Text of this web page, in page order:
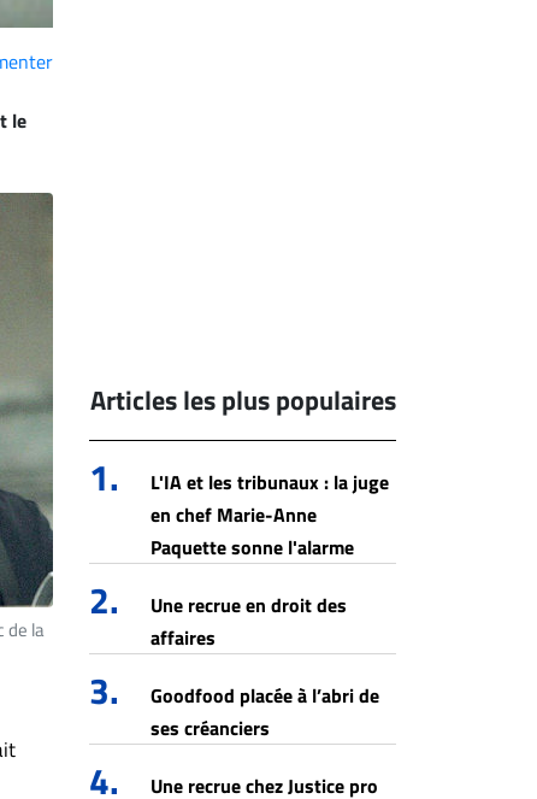
le
de la
Articles les plus populaires
1.
L'IA et les tribunaux : la juge
en chef Marie-Anne
Paquette sonne l'alarme
2.
Une recrue en droit des
affaires
3.
Goodfood placée à l’abri de
ses créanciers
4.
Une recrue chez Justice pro